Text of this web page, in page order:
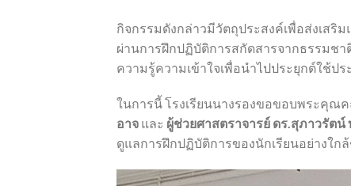
กิจกรรมดังกล่าวมีวัตถุประสงค์เพื่อส่งเสริ
ผ่านการฝึกปฏิบัติการสกัดสารจากธรรมชา
ความรู้ความเข้าใจเพื่อนำไปประยุกต์ใช้
ในการนี้ โรงเรียนนางรองขอขอบพระคุ
อาจ และ ผู้ช่วยศาสตราจารย์ ดร.สุภาวรัตน์
ดูแลการฝึกปฏิบัติการของนักเรียนอย่างใก